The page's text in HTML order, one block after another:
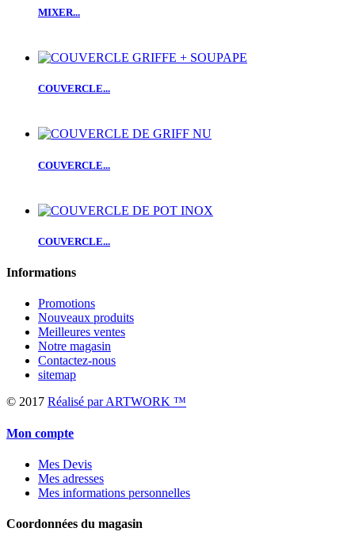
MIXER...
COUVERCLE...
COUVERCLE...
COUVERCLE...
Informations
Promotions
Nouveaux produits
Meilleures ventes
Notre magasin
Contactez-nous
sitemap
© 2017 Réalisé par ARTWORK ™
Mon compte
Mes Devis
Mes adresses
Mes informations personnelles
Coordonnées du magasin